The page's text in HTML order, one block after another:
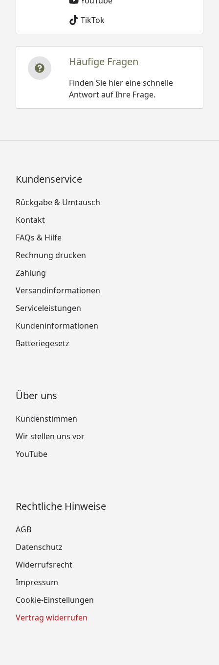
TikTok
Häufige Fragen
Finden Sie hier eine schnelle
Antwort auf Ihre Frage.
Kundenservice
Rückgabe & Umtausch
Kontakt
FAQs & Hilfe
Rechnung drucken
Zahlung
Versandinformationen
Serviceleistungen
Kundeninformationen
Batteriegesetz
Über uns
Kundenstimmen
Wir stellen uns vor
YouTube
Rechtliche Hinweise
AGB
Datenschutz
Widerrufsrecht
Impressum
Cookie-Einstellungen
Vertrag widerrufen